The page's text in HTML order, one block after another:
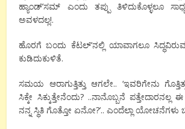
ಹ್ಯಾಂಡ್’ಸಮ್ ಎಂದು ತಪ್ಪು ತಿಳಿದುಕೊಳ್ಳಲೂ
ಅವಳದಲ್ಲ!.
ಹೊರಗೆ ಬಂದು ಕೆಟಲ್’ನಲ್ಲಿ ಯಾವಾಗಲೂ
ಕುಡಿದುಕುಳಿತೆ.
ಸಮಯ ಆರಾಗುತ್ತಿತ್ತು ಆಗಲೇ.. ‘ಇವರಿಗೇನು
ಸಿಕ್ಕೇ ಸಿಕ್ಕುತ್ತೇನೆಂದು? ..ನಾನೊಬ್ಬನೆ
ನನ್ನ ಸ್ಥಿತಿ ಗೊತ್ತೋ ಏನೋ?’.. ಎಂದೆಲ್ಲಾ